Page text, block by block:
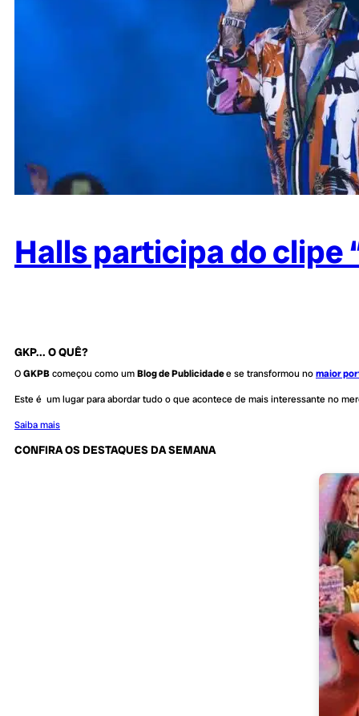
Halls participa do clipe
GKP... O QUÊ?
OGKPBcomeçou como umBlog de Publicidadee se transformou nomaior
Este é um lugar para abordar tudo o que acontece de mais interessante no
Saiba mais
CONFIRA OS DESTAQUES DA SEMANA